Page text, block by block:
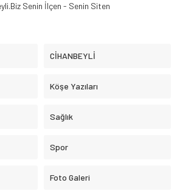
Senin İlçen - Senin Siten
CİHANBEYLİ
Köşe Yazıları
Sağlık
Spor
Foto Galeri